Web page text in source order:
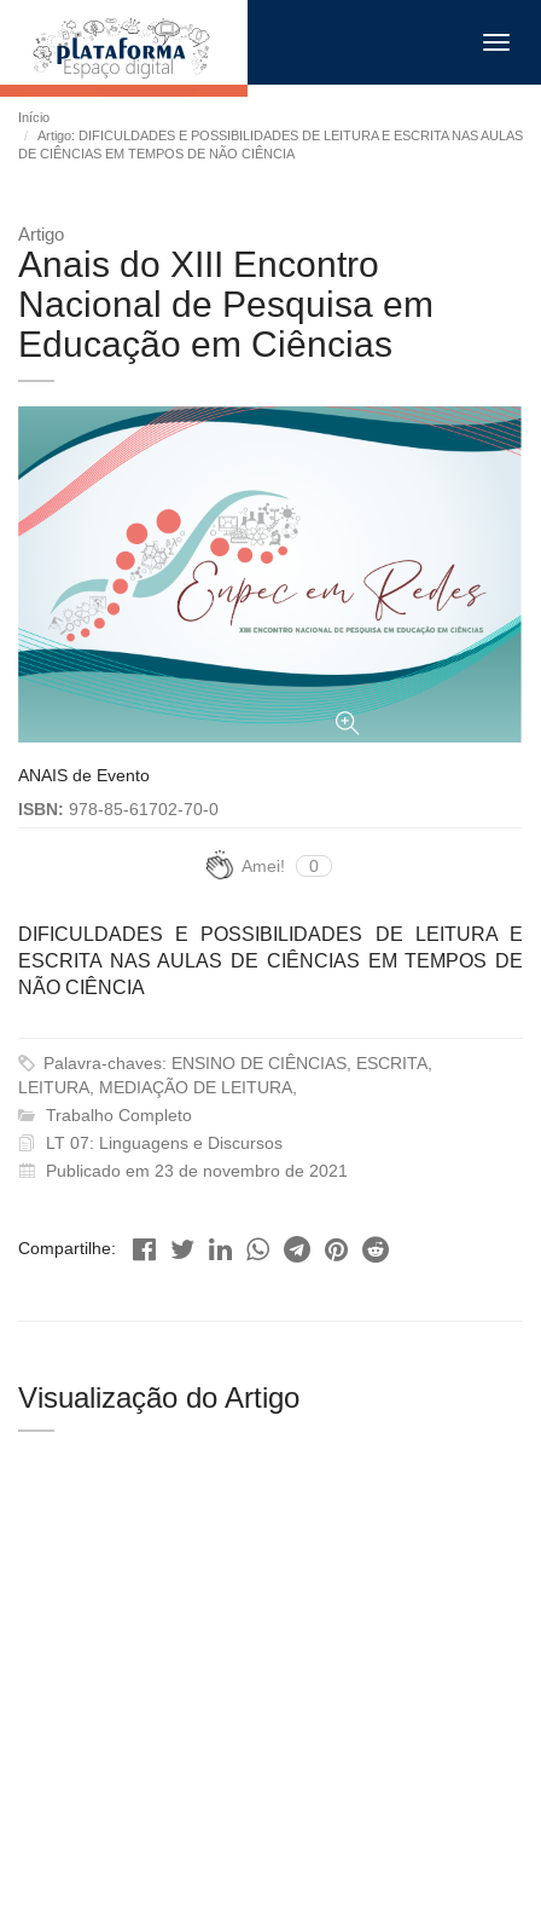
Início
Artigo: DIFICULDADES E POSSIBILIDADES DE LEITURA E ESCRITA NAS AULAS
DE CIÊNCIAS EM TEMPOS DE NÃO CIÊNCIA
Artigo
Anais do XIII Encontro
Nacional de Pesquisa em
Educação em Ciências
ANAIS de Evento
ISBN: 978-85-61702-70-0
Amei! 0
DIFICULDADES E POSSIBILIDADES DE LEITURA E
ESCRITA NAS AULAS DE CIÊNCIAS EM TEMPOS DE
NÃO CIÊNCIA
Palavra-chaves: ENSINO DE CIÊNCIAS, ESCRITA,
LEITURA, MEDIAÇÃO DE LEITURA,
Trabalho Completo
LT 07: Linguagens e Discursos
Publicado em 23 de novembro de 2021
Compartilhe:
Visualização do Artigo